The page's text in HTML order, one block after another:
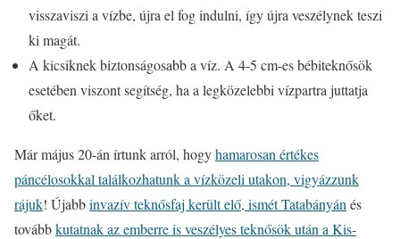
visszaviszi a vízbe, újra el fog indulni, így újra veszélynek teszi
ki magát.
A kicsiknek biztonságosabb a víz. A 4-5 cm-es bébiteknősök
esetében viszont segítség, ha a legközelebbi vízpartra juttatja
őket.
Már május 20-án írtunk arról, hogyhamarosan értékes
páncélosokkal találkozhatunk a vízközeli utakon, vigyázzunk
rájuk! Újabbinvazív teknősfaj került elő, ismét Tatabányán és
továbbkutatnak az emberre is veszélyes teknősök után a Kis-